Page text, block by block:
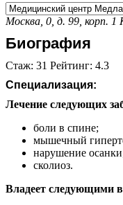
Москва, 0, д. 99, корп. 1
Биография
Стаж: 31 Рейтинг: 4.3
Специализация:
Лечение следующих
боли в спине;
мышечный
нарушение
сколиоз.
Владеет следующими